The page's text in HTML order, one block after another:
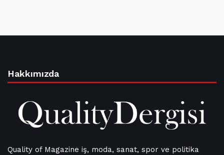
Hakkımızda
Quality of Magazine iş, moda, sanat, spor ve politika